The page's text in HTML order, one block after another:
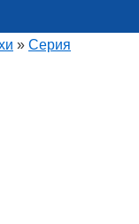
» Серия